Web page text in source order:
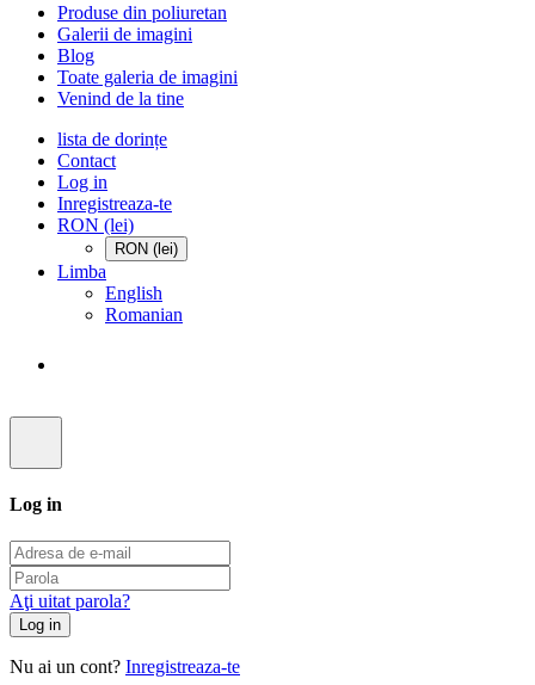
Produse din poliuretan
Galerii de imagini
Blog
Toate galeria de imagini
Venind de la tine
lista de dorințe
Contact
Log in
Inregistreaza-te
RON (lei)
RON (lei)
Limba
English
Romanian
Log in
Aţi uitat parola?
Log in
Nu ai un cont? Inregistreaza-te